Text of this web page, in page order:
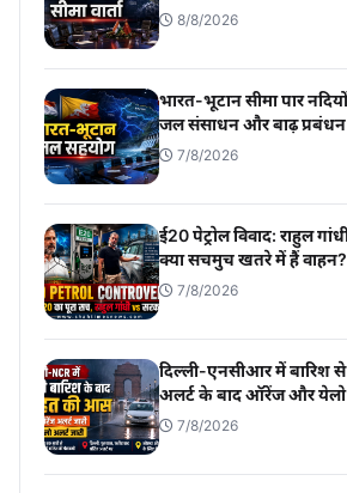
8/8/2026
भारत-भूटान सीमा पार
जल संसाधन और बाढ़ प्रबंधन
7/8/2026
ई20 पेट्रोल विवाद: राहुल
क्या सचमुच खतरे में हैं वाहन?
7/8/2026
दिल्ली-एनसीआर में बारिश
अलर्ट के बाद ऑरेंज और येलो
7/8/2026